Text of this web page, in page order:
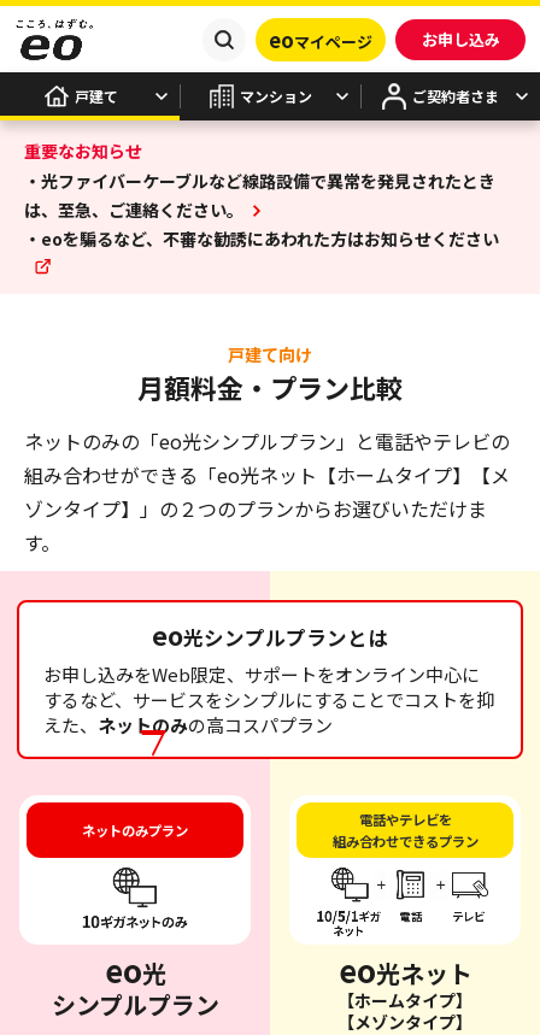
eoマイページ お申し込み
戸建て マンション ご契約者さま
重要なお知らせ
・光ファイバーケーブルなど線路設備で異常を発見されたとき
は、至急、ご連絡ください。
・eoを騙るなど、不審な勧誘にあわれた方はお知らせください
戸建て向け
月額料金・プラン比較
ネットのみの「eo光シンプルプラン」と電話やテレビの
組み合わせができる 「eo光ネット【ホームタイプ】【メ
ゾンタイプ】」の２つのプランからお選びいただけま
す。
eo光シンプルプランとは
お申し込みをWeb限定、サポートをオンライン中心に
するなど、サービスをシンプルにすることでコストを抑
えた、 ネットのみの高コスパプラン
ネットのみプラン
電話やテレビを
組み合わせできるプラン
eo光
シンプルプラン
eo光ネット
【ホームタイプ】
【メゾンタイプ】